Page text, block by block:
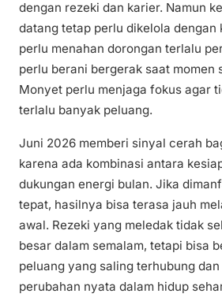
dengan rezeki dan karier. Namun
datang tetap perlu dikelola dengan
perlu menahan dorongan terlalu
perlu berani bergerak saat momen
Monyet perlu menjaga fokus agar
terlalu banyak peluang.
Juni 2026 memberi sinyal cerah
karena ada kombinasi antara
dukungan energi bulan. Jika
tepat, hasilnya bisa terasa jauh
awal. Rezeki yang meledak tidak
besar dalam semalam, tetapi bisa
peluang yang saling terhubung
perubahan nyata dalam hidup